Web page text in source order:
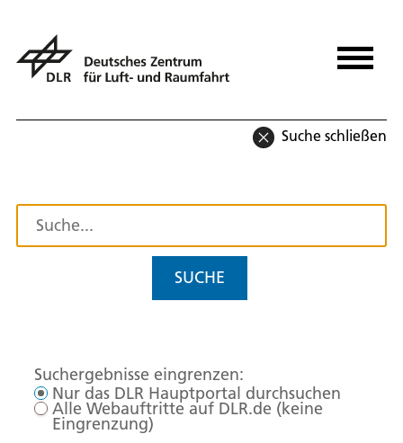
Suche schließen
SUCHE
Suchergebnisse eingrenzen:
Nur das DLR Hauptportal durchsuchen
Alle Webauftritte auf DLR.de (keine
Eingrenzung)